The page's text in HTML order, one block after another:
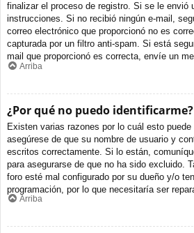
finalizar el proceso de registro. Si se le envió
instrucciones. Si no recibió ningún e-mail,
correo electrónico que proporcionó no es
capturada por un filtro anti-spam. Si está
mail que proporcionó es correcta, envíe un
Arriba
¿Por qué no puedo identificarme?
Existen varias razones por lo cuál esto puede
asegúrese de que su nombre de usuario y
escritos correctamente. Si lo están,
para asegurarse de que no ha sido excluido.
foro esté mal configurado por su dueño y/o
programación, por lo que necesitaría ser
Arriba